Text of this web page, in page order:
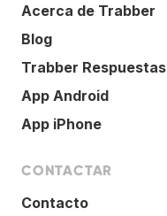
Acerca de Trabber
Blog
Trabber Respuestas
App Android
App iPhone
CONTACTAR
Contacto